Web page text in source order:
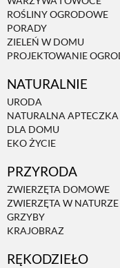
ROŚLINY OGRODOWE
PORADY
ZIELEŃ W DOMU
PROJEKTOWANIE
NATURALNIE
URODA
NATURALNA APTECZKA
DLA DOMU
EKO ŻYCIE
PRZYRODA
ZWIERZĘTA DOMOWE
ZWIERZĘTA W NATURZE
GRZYBY
KRAJOBRAZ
RĘKODZIEŁO